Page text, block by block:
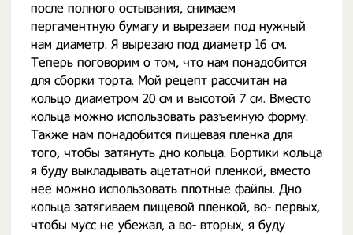
после полного остывания, снимаем
пергаментную бумагу и вырезаем под нужный
нам диаметр. Я вырезаю под диаметр 16 см.
Теперь поговорим о том, что нам понадобится
для сборки торта. Мой рецепт рассчитан на
кольцо диаметром 20 см и высотой 7 см. Вместо
кольца можно использовать разъемную форму.
Также нам понадобится пищевая пленка для
того, чтобы затянуть дно кольца. Бортики кольца
я буду выкладывать ацетатной пленкой, вместо
нее можно использовать плотные файлы. Дно
кольца затягиваем пищевой пленкой, во- первых,
чтобы мусс не убежал, а во- вторых, я буду